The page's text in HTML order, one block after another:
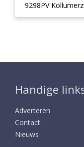
9298PV
Handige
Adverteren
Contact
Nieuws